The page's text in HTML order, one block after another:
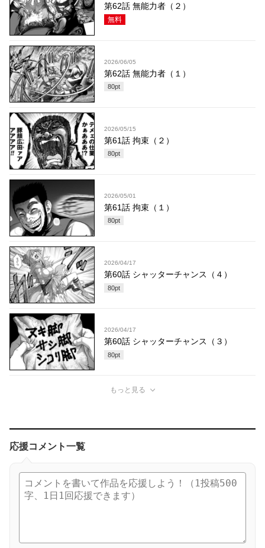
第62話 無能力者（２）
無料
2026/06/05
第62話 無能力者（１）
80pt
2026/05/15
第61話 拘束（２）
80pt
2026/05/01
第61話 拘束（１）
80pt
2026/04/17
第60話 シャッターチャンス（４）
80pt
2026/04/17
第60話 シャッターチャンス（３）
80pt
もっと見る
応援コメント一覧